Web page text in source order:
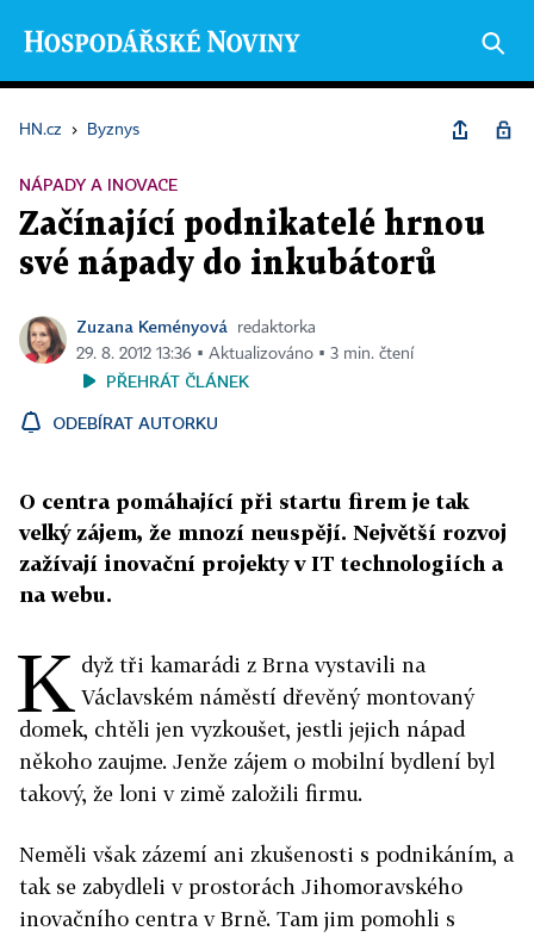
HN.cz › Byznys
NÁPADY A INOVACE
Začínající podnikatelé hrnou
své nápady do inkubátorů
Zuzana Keményová
redaktorka
29. 8. 2012 13:36 ▪ Aktualizováno ▪ 3 min. čtení
PŘEHRÁT ČLÁNEK
ODEBÍRAT AUTORKU
O centra pomáhající při startu firem je tak
velký zájem, že mnozí neuspějí. Největší rozvoj
zažívají inovační projekty v IT technologiích a
na webu.
K dyž tři kamarádi z Brna vystavili na
Václavském náměstí dřevěný montovaný
domek, chtěli jen vyzkoušet, jestli jejich nápad
někoho zaujme. Jenže zájem o mobilní bydlení byl
takový, že loni v zimě založili firmu.
Neměli však zázemí ani zkušenosti s podnikáním, a
tak se zabydleli v prostorách Jihomoravského
inovačního centra v Brně. Tam jim pomohli s